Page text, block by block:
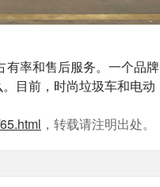
有率和售后服务。一个品牌
目前，时尚垃圾车和电动
，转载请注明出处。